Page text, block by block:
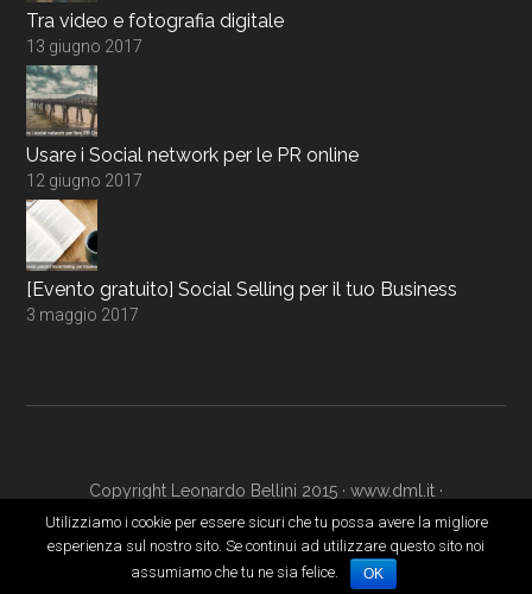
Tra video e fotografia digitale
13 giugno 2017
Usare i Social network per le PR online
12 giugno 2017
[Evento gratuito] Social Selling per il tuo Business
3 maggio 2017
Copyright Leonardo Bellini 2015 · www.dml.it ·
www.digitalmarketingacademy.it· Login
Utilizziamo i cookie per essere sicuri che tu possa avere la migliore
esperienza sul nostro sito. Se continui ad utilizzare questo sito noi
assumiamo che tu ne sia felice.
OK